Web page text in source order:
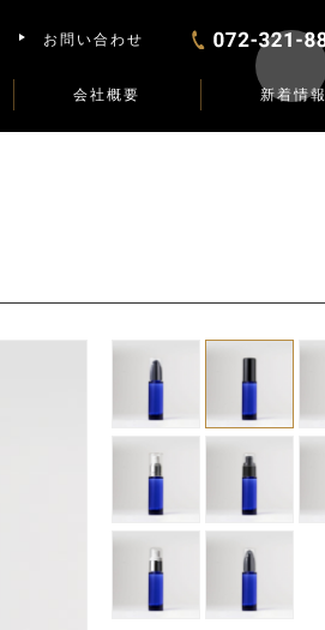
お問い合わせ
会社概要 新着情報